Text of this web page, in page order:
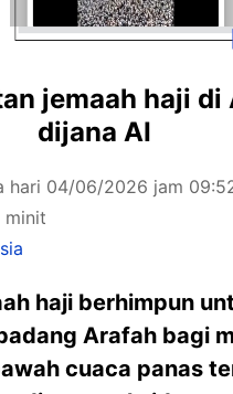
jemaah haji di
dijana AI
hari 04/06/2026 jam
minit
haji berhimpun
Arafah bagi
cuaca panas